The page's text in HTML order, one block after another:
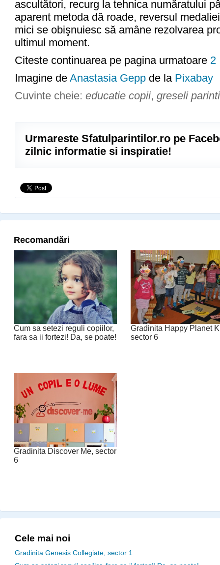
ascultători, recurg la tehnica număratului
aparent metoda dă roade, reversul
mici se obişnuiesc să amâne rezolvarea
ultimul moment.
Citeste continuarea pe pagina urmatoare 2
Imagine de Anastasia Gepp de la Pixabay
Cuvinte cheie: educatie copii, greseli parinti
Urmareste Sfatulparintilor.ro pe
zilnic informatie si inspiratie!
Recomandări
Cum sa setezi reguli copiilor,
fara sa ii fortezi! Da, se poate!
Gradinita Happy Planet
sector 6
Gradinita Discover Me, sector
6
Cele mai noi
Gradinita Genesis Collegiate, sector 1